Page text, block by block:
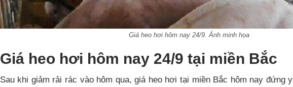
Giá heo hơi hôm nay 24/9. Ảnh minh họa
Giá heo hơi hôm nay 24/9 tại miền Bắc
Sau khi giảm rải rác vào hôm qua, giá heo hơi tại miền Bắc hôm nay đứng